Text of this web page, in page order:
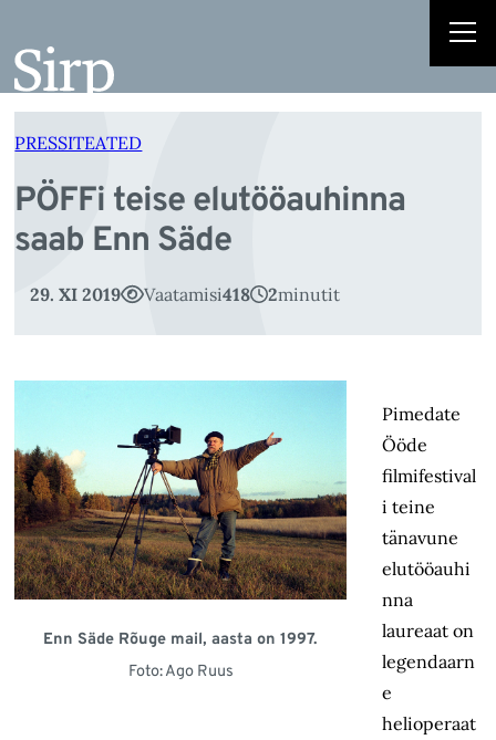
juurde
PRESSITEATED
PÖFFi teise elutööauhinna
saab Enn Säde
29. XI 2019 Vaatamisi418 2minutit
Enn Säde Rõuge mail, aasta on 1997.
Foto: Ago Ruus
Pimedate
Ööde
filmifestival
i teine
tänavune
elutööauhi
nna
laureaat on
legendaarn
e
helioperaat